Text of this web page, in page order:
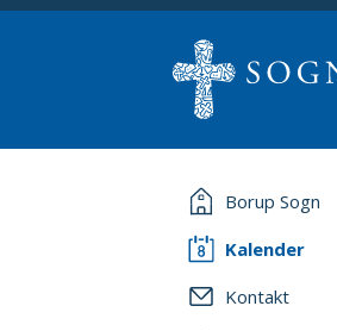
Borup Sogn
Kalender
Kontakt